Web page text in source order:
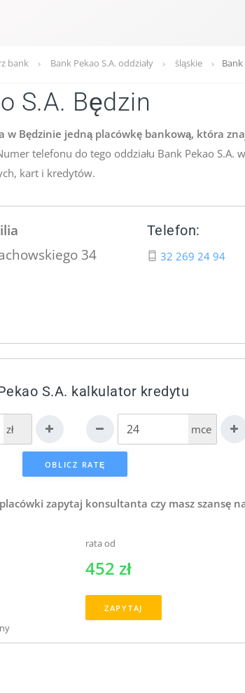
bank Bank Pekao S.A. oddziały śląskie Bank
S.A. Będzin
w Będzinie jedną placówkę bankową, która
telefonu do tego oddziału Bank Pekao
kart i kredytów.
34
Telefon:
32 269 24 94
S.A. kalkulator kredytu
zł mce
zapytaj konsultanta czy masz szansę
rata od
452 zł
ZAPYTAJ